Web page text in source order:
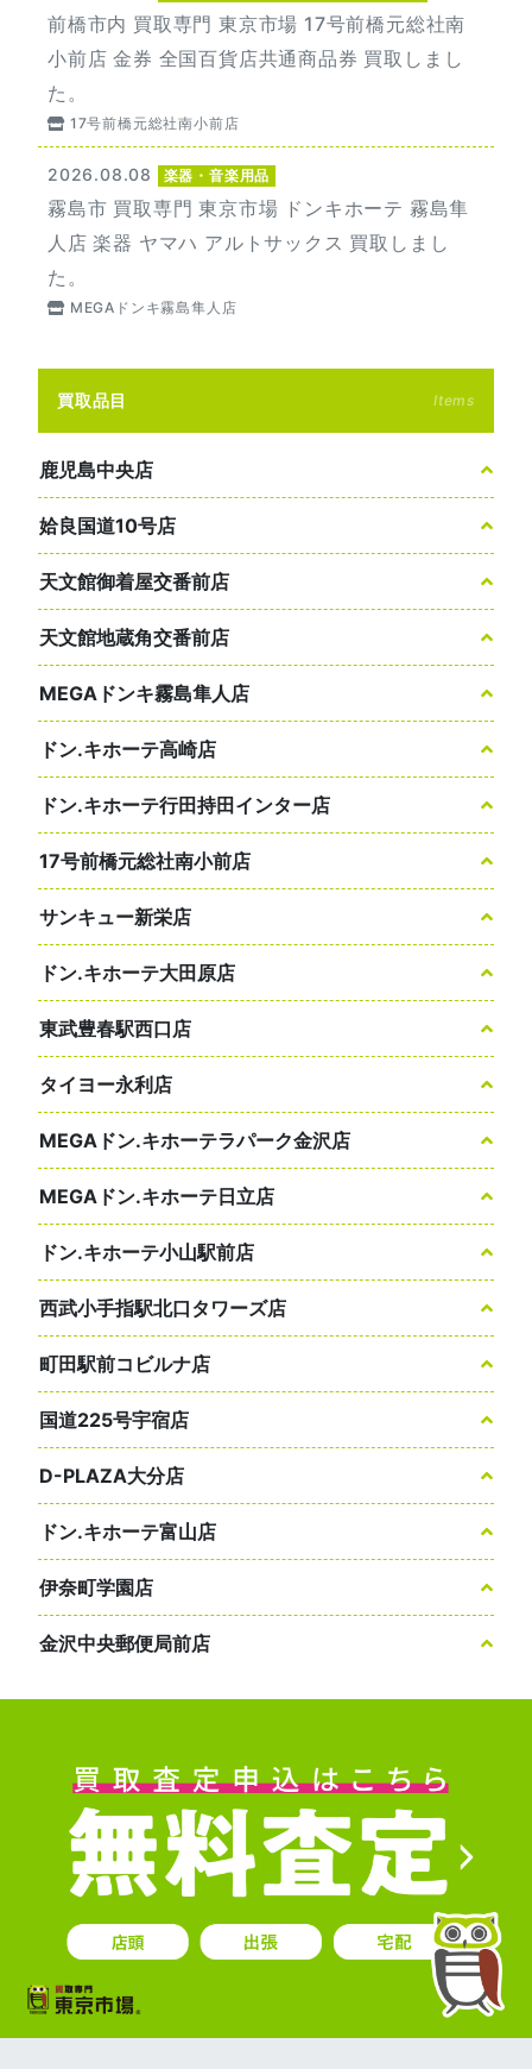
前橋市内 買取専門 東京市場 17号前橋元総社南
小前店 金券 全国百貨店共通商品券 買取しまし
た。
17号前橋元総社南小前店
2026.08.08 楽器・音楽用品
霧島市 買取専門 東京市場 ドンキホーテ 霧島隼
人店 楽器 ヤマハ アルトサックス 買取しまし
た。
MEGAドンキ霧島隼人店
買取品目 Items
鹿児島中央店
姶良国道10号店
天文館御着屋交番前店
天文館地蔵角交番前店
MEGAドンキ霧島隼人店
ドン.キホーテ高崎店
ドン.キホーテ行田持田インター店
17号前橋元総社南小前店
サンキュー新栄店
ドン.キホーテ大田原店
東武豊春駅西口店
タイヨー永利店
MEGAドン.キホーテラパーク金沢店
MEGAドン.キホーテ日立店
ドン.キホーテ小山駅前店
西武小手指駅北口タワーズ店
町田駅前コビルナ店
国道225号宇宿店
D-PLAZA大分店
ドン.キホーテ富山店
伊奈町学園店
金沢中央郵便局前店